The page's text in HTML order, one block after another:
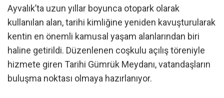
Ayvalık’ta uzun yıllar boyunca otopark olarak
kullanılan alan, tarihi kimliğine yeniden kavuşturularak
kentin en önemli kamusal yaşam alanlarından biri
haline getirildi. Düzenlenen coşkulu açılış töreniyle
hizmete giren Tarihi Gümrük Meydanı, vatandaşların
buluşma noktası olmaya hazırlanıyor.